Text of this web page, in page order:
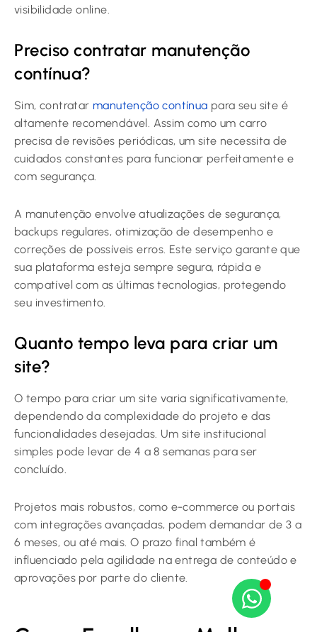
visibilidade online.
Preciso contratar manutenção
contínua?
Sim, contratar manutenção contínua para seu site é
altamente recomendável. Assim como um carro
precisa de revisões periódicas, um site necessita de
cuidados constantes para funcionar perfeitamente e
com segurança.
A manutenção envolve atualizações de segurança,
backups regulares, otimização de desempenho e
correções de possíveis erros. Este serviço garante que
sua plataforma esteja sempre segura, rápida e
compatível com as últimas tecnologias, protegendo
seu investimento.
Quanto tempo leva para criar um
site?
O tempo para criar um site varia significativamente,
dependendo da complexidade do projeto e das
funcionalidades desejadas. Um site institucional
simples pode levar de 4 a 8 semanas para ser
concluído.
Projetos mais robustos, como e-commerce ou portais
com integrações avançadas, podem demandar de 3 a
6 meses, ou até mais. O prazo final também é
influenciado pela agilidade na entrega de conteúdo e
aprovações por parte do cliente.